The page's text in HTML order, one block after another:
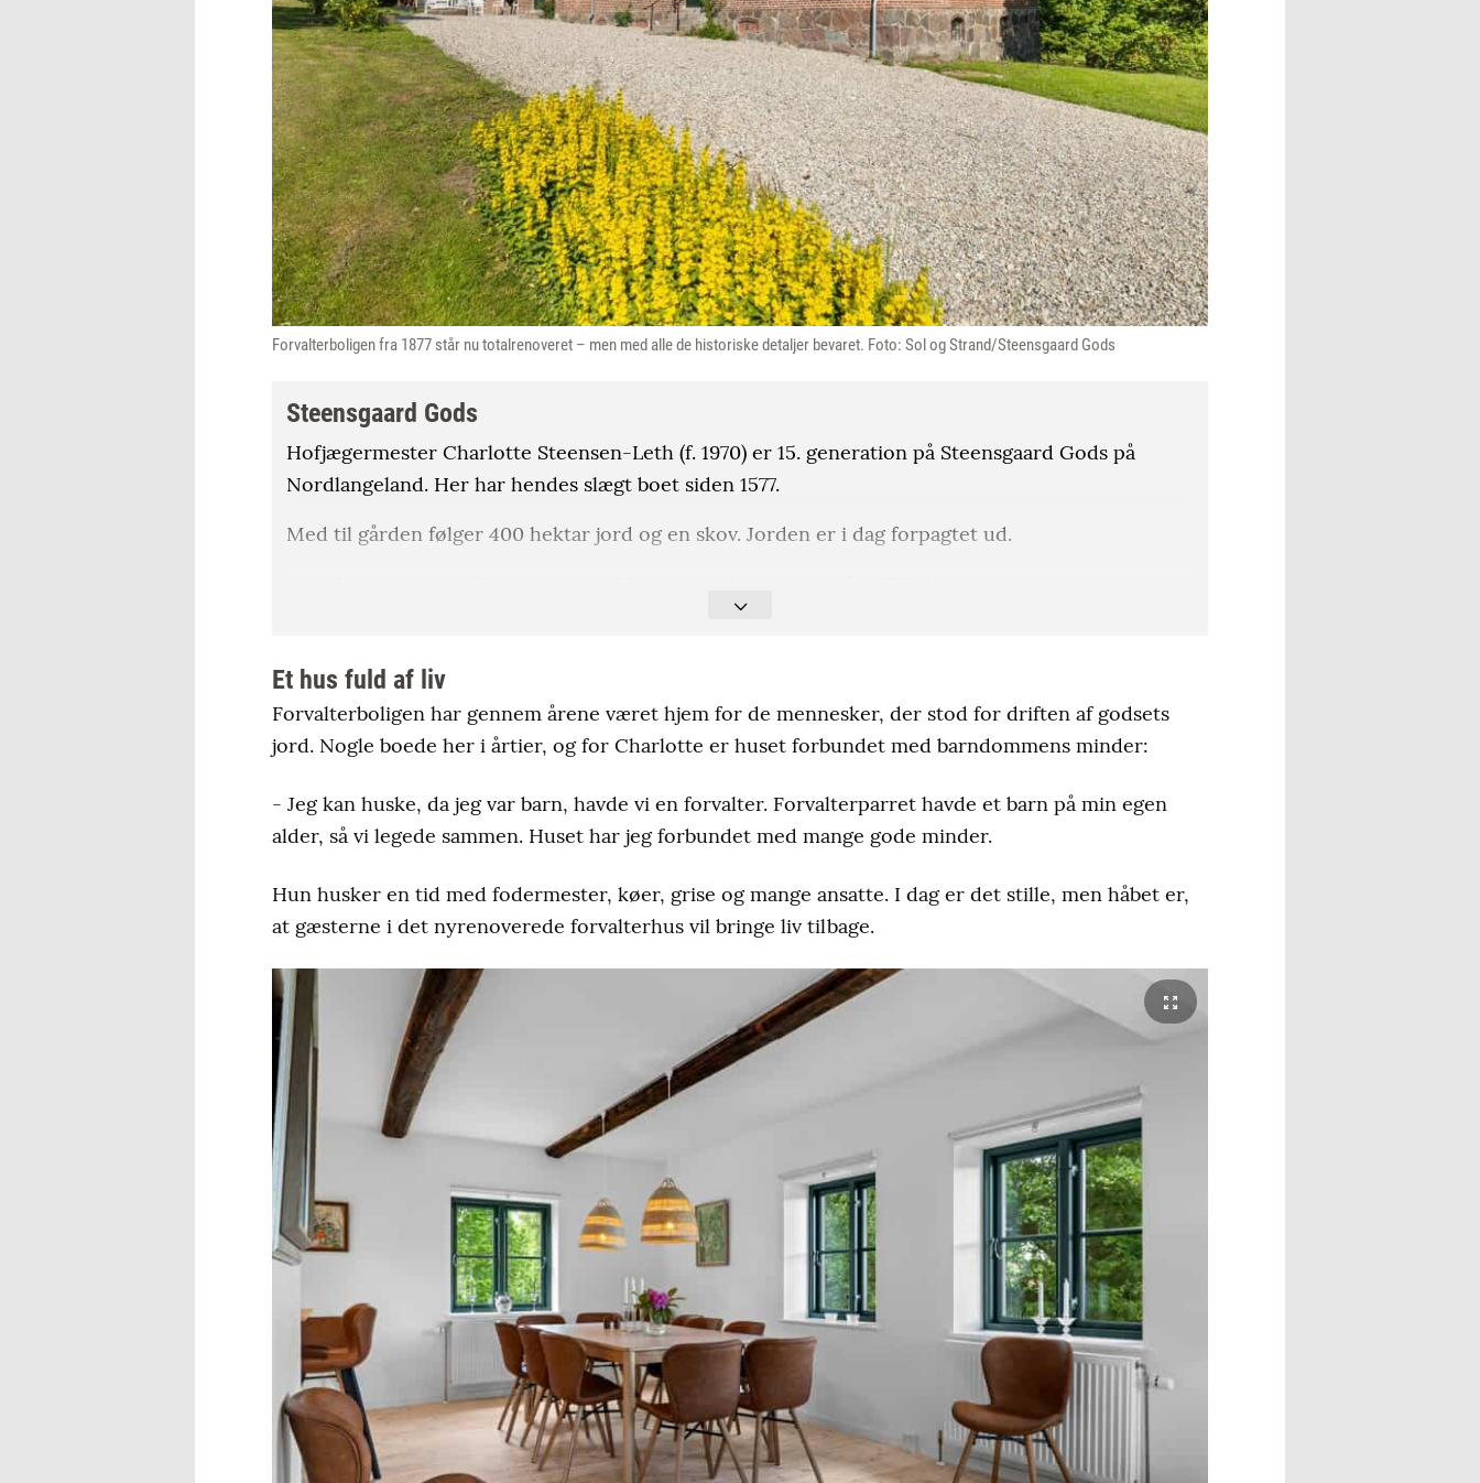
Forvalterboligen fra 1877 står nu totalrenoveret – men med alle de historiske detaljer bevaret. Foto: Sol og Strand/Steensgaard Gods
Steensgaard Gods
Hofjægermester Charlotte Steensen-Leth (f. 1970) er 15. generation på Steensgaard Gods på
Nordlangeland. Her har hendes slægt boet siden 1577.
Med til gården følger 400 hektar jord og en skov. Jorden er i dag forpagtet ud.
Gift med Thomas Bernt Henriksen (f. 1966).
Parret har to børn, Carl Frederik og Arendse.
Siden 2019 har parret arrangeret Steensgaard Gods Open Air, hvor unge talenter optræder med
populær opera og operette. Koncerterne foregår foran hovedbygningen med udsigt over den
gamle voldgrav.
Et hus fuld af liv
Forvalterboligen har gennem årene været hjem for de mennesker, der stod for driften af godsets
jord. Nogle boede her i årtier, og for Charlotte er huset forbundet med barndommens minder:
- Jeg kan huske, da jeg var barn, havde vi en forvalter. Forvalterparret havde et barn på min egen
alder, så vi legede sammen. Huset har jeg forbundet med mange gode minder.
Hun husker en tid med fodermester, køer, grise og mange ansatte. I dag er det stille, men håbet er,
at gæsterne i det nyrenoverede forvalterhus vil bringe liv tilbage.